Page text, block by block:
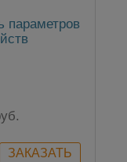
параметров